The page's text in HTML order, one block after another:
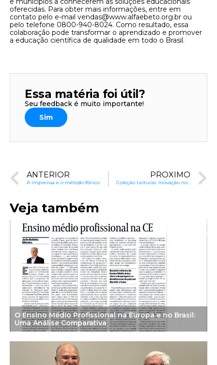
oferecidas. Para obter mais informações, entre em
contato pelo e-mail vendas@www.alfaebeto.org.br ou
pelo telefone 0800-940-8024. Como resultado, essa
colaboração pode transformar o aprendizado e promover
a educação científica de qualidade em todo o Brasil.
Essa matéria foi útil?
Seu feedback é muito importante!
Sim
ANTERIOR
A imprensa e o método fônico
PRÓXIMO
Veja também
O Ensino Médio Profissional na Europa e no Brasil:
Uma Análise Comparativa